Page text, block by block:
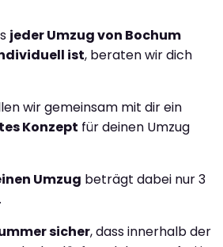
jeder Umzug von Bochum
ist, beraten wir dich
wir gemeinsam mit dir ein
Konzept für deinen Umzug
Umzug beträgt dabei nur 3
sicher, dass innerhalb der